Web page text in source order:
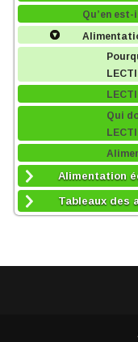
Qu’en
Qui
Alimentation
Tableaux des